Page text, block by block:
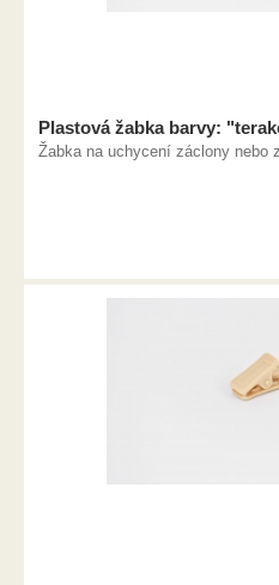
Plastová žabka barvy:
Žabka na uchycení záclony nebo